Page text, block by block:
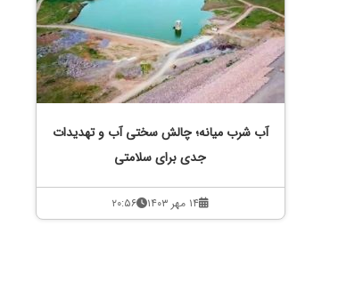
آب شرب میانه؛ چالش سختی آب و تهدیدات
جدی برای سلامتی
۱۴ مهر ۱۴۰۳ ۲۰:۵۶